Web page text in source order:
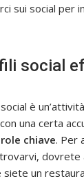
sui social per
social
è
una certa
chiave. Per
dovrete
un